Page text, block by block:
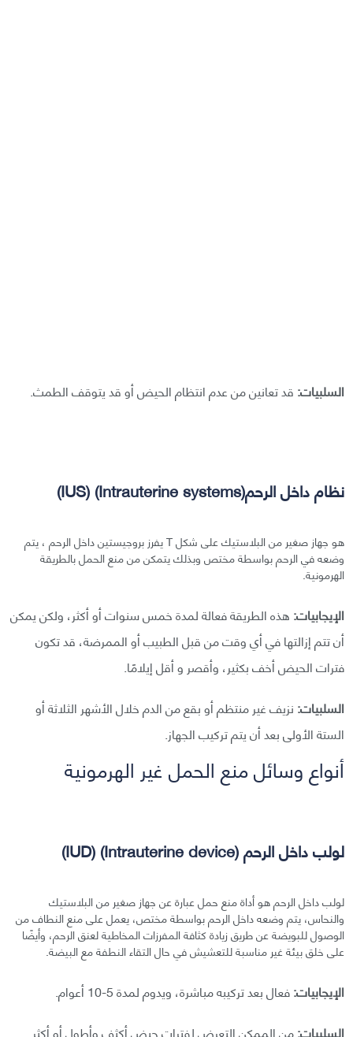
السلبيات: قد تعانين من عدم انتظام الحيض أو قد يتوقف الطمث.
نظام داخل الرحم(Intrauterine systems) (IUS)
هو جهاز صغير من البلاستيك على شكل T يفرز بروجيستين داخل الرحم ، يتم
وضعه في الرحم بواسطة مختص وبذلك يتمكن من منع الحمل بالطريقة
الهرمونية.
الإيجابيات: هذه الطريقة فعالة لمدة خمس سنوات أو أكثر، ولكن يمكن
أن تتم إزالتها في أي وقت من قبل الطبيب أو الممرضة، قد تكون
فترات الحيض أخف بكثير، وأقصر و أقل إيلامًا.
السلبيات: نزيف غير منتظم أو بقع من الدم خلال الأشهر الثلاثة أو
الستة الأولى بعد أن يتم تركيب الجهاز.
أنواع وسائل منع الحمل غير الهرمونية
لولب داخل الرحم (Intrauterine device) (IUD)
لولب داخل الرحم هو أداة منع حمل عبارة عن جهاز صغير من البلاستيك
والنحاس، يتم وضعه داخل الرحم بواسطة مختص، يعمل على منع النطاف من
الوصول للبويضة عن طريق زيادة كثافة المفرزات المخاطية لعنق الرحم، وأيضًا
على خلق بيئة غير مناسبة للتعشيش في حال التقاء النطفة مع البيضة.
الإيجابيات:فعال بعد تركيبه مباشرة، ويدوم لمدة 5-10 أعوام.
السلبيات:من الممكن التعرض لفترات حيض أکثف وأطول أو أكثر